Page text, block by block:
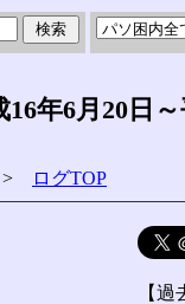
年6月20日～
ログTOP
【